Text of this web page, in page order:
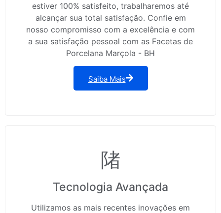
estiver 100% satisfeito, trabalharemos até
alcançar sua total satisfação. Confie em
nosso compromisso com a excelência e com
a sua satisfação pessoal com as Facetas de
Porcelana Marçola - BH
Saiba Mais
Tecnologia Avançada
Utilizamos as mais recentes inovações em